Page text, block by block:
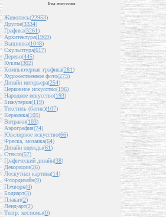
Вид искусства
Живопись(22953)
Другое(3334)
Графика(3261)
Архитектура(1969)
Вышивка(1048)
Скульптура(617)
Дерево(445)
Куклы(302)
Компьютерная графика(281)
Художественное фото(273)
Дизайн интерьера(254)
Церковное искусство(196)
Народное искусство(193)
Бижутерия(119)
Текстиль (батик)(107)
Керамика(105)
Витражи(103)
Аэрография(74)
Ювелирное искусство(66)
Фреска, мозаика(64)
Дизайн одежды(61)
Стекло(57)
Графический дизайн(38)
Декорации(26)
Лоскутная картина(14)
Флордизайн(9)
Пэчворк(4)
Бодиарт(3)
Плакат(2)
Ленд-арт(2)
Театр. костюмы(0)